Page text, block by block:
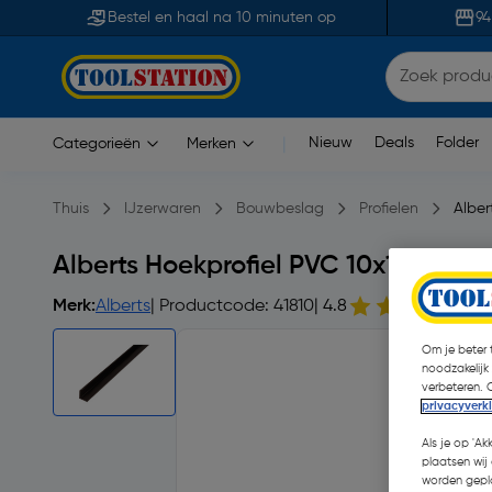
Bestel en haal na 10 minuten op
Categorieën Merken Nieuw Deals Folder
Thuis IJzerwaren Bouwbeslag Profielen
Alberts Hoekprofiel PVC 10x10x1mm
Merk:Alberts | Productcode: 41810 | 4.8 5
Om je beter
verbeteren.
Als je op
plaatsen wij
worden